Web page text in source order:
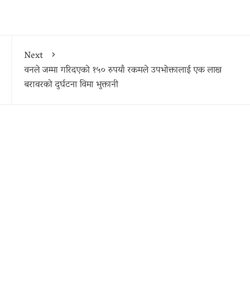
Next
वनले जम्मा गरिदएको १५० रुपयाँ रकमले उपभोक्तालाई एक लाख
बरावरको दुर्घटना विमा भुक्तानी